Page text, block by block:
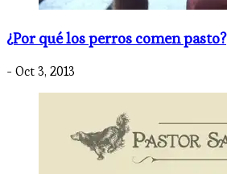
¿Por qué los perros comen pasto?
- Oct 3, 2013